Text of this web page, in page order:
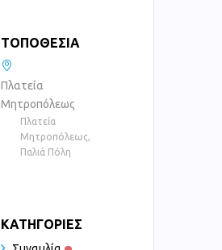
ΤΟΠΟΘΕΣΊΑ
Πλατεία
Μητροπόλεως
Πλατεία
Μητροπόλεως,
Παλιά Πόλη
ΚΑΤΗΓΟΡΊΕΣ